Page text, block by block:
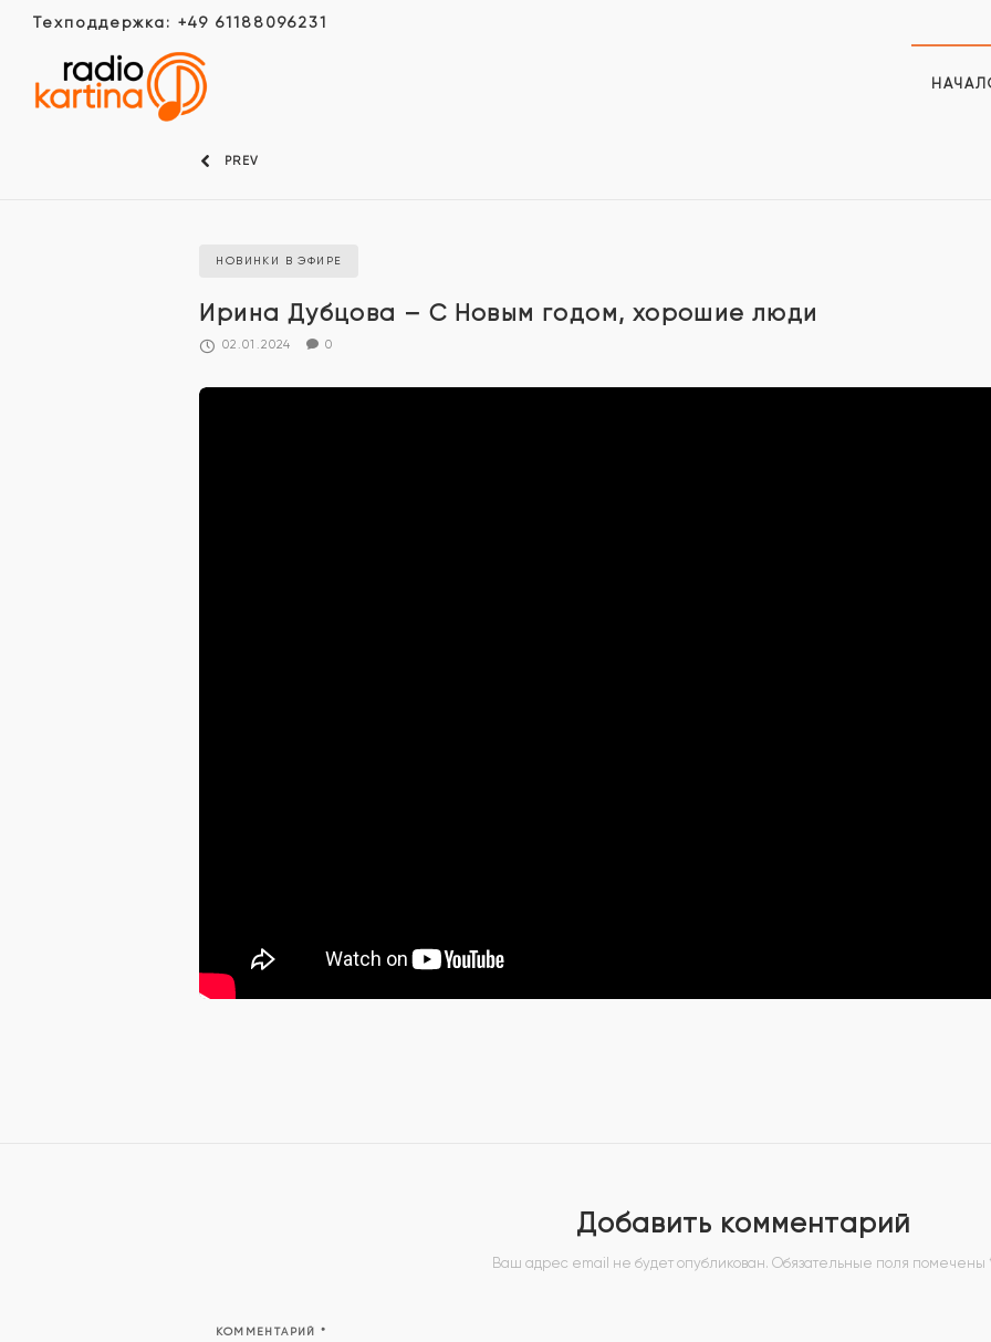
Техподдержка: +49 61188096231
PREV
НОВИНКИ В ЭФИРЕ
Ирина Дубцова – С Новым годом, хорошие люди
02.01.2024 0
Добавить комментарий
Ваш адрес email не будет опубликован. Обязательные поля помечены
КОММЕНТАРИЙ*